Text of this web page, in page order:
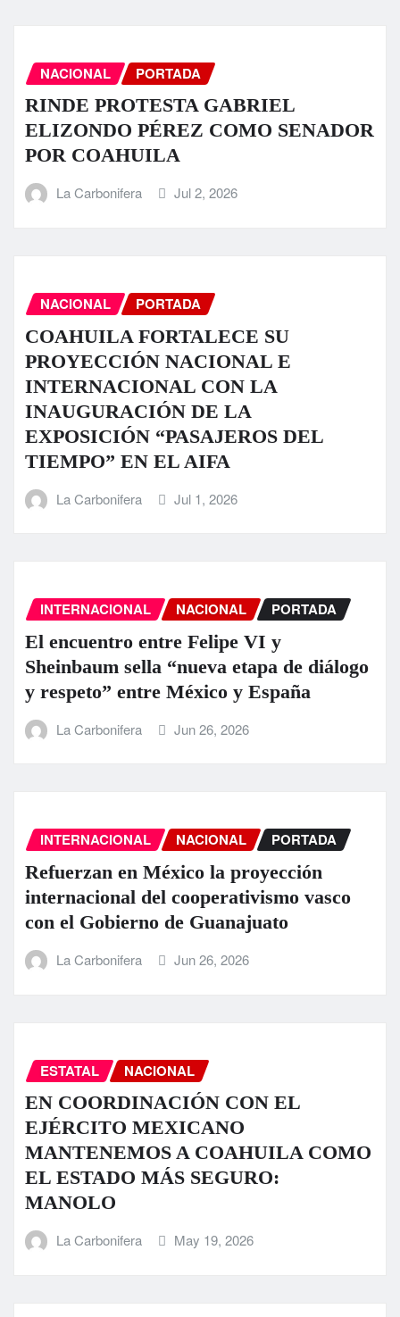
NACIONAL PORTADA
RINDE PROTESTA GABRIEL
ELIZONDO PÉREZ COMO SENADOR
POR COAHUILA
La Carbonifera Jul 2, 2026
NACIONAL PORTADA
COAHUILA FORTALECE SU
PROYECCIÓN NACIONAL E
INTERNACIONAL CON LA
INAUGURACIÓN DE LA
EXPOSICIÓN “PASAJEROS DEL
TIEMPO” EN EL AIFA
La Carbonifera Jul 1, 2026
INTERNACIONAL NACIONAL PORTADA
El encuentro entre Felipe VI y
Sheinbaum sella “nueva etapa de diálogo
y respeto” entre México y España
La Carbonifera Jun 26, 2026
INTERNACIONAL NACIONAL PORTADA
Refuerzan en México la proyección
internacional del cooperativismo vasco
con el Gobierno de Guanajuato
La Carbonifera Jun 26, 2026
ESTATAL NACIONAL
EN COORDINACIÓN CON EL
EJÉRCITO MEXICANO
MANTENEMOS A COAHUILA COMO
EL ESTADO MÁS SEGURO:
MANOLO
La Carbonifera May 19, 2026